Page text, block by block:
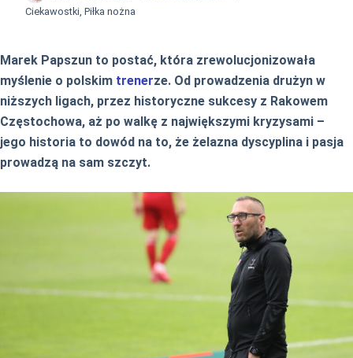
Ciekawostki, Piłka nożna
Marek Papszun to postać, która zrewolucjonizowała
myślenie o polskim trenerze. Od prowadzenia drużyn w
niższych ligach, przez historyczne sukcesy z Rakowem
Częstochowa, aż po walkę z największymi kryzysami –
jego historia to dowód na to, że żelazna dyscyplina i pasja
prowadzą na sam szczyt.